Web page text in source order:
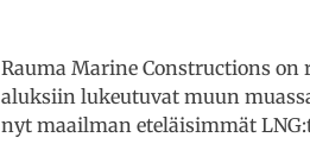
Rauma Marine Constructions
aluksiin lukeutuvat muun
nyt maailman eteläisimmät